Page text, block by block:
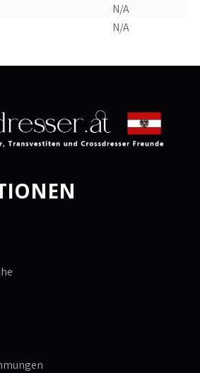
N/A
N/A